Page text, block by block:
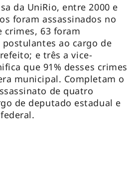
da UniRio, entre 2000 e
foram assassinados no
crimes, 63 foram
ao cargo de
e três a vice-
que 91% desses crimes
municipal. Completam o
de quatro
de deputado estadual e